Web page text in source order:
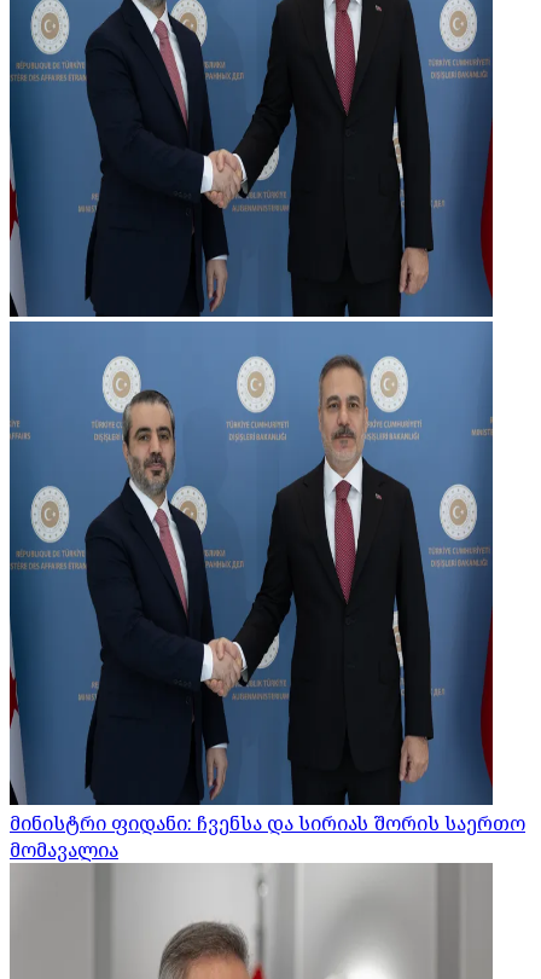
მინისტრი ფიდანი: ჩვენსა და სირიას შორის საერთო
მომავალია